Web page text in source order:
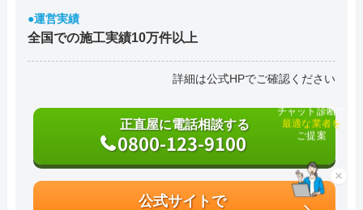
●運営実績
全国での施工実績10万件以上
詳細は公式HPでご確認ください
正直屋に電話相談する
0800-123-9100
公式サイトで
×
チャット診断で
最適な業者を
ご提案